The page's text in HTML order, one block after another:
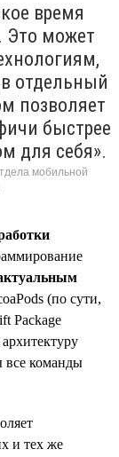
время
Это может
отдельный
позволяет
быстрее
для себя».
мобильной
(по сути,
Package
команды
и тех же